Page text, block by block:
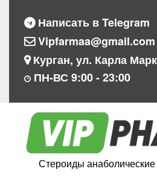
Написать в Telegram
Vipfarmaa@gmail.com
Курган, ул. Карла
ПН-ВС 9:00 - 23:00
Стероиды анаболические